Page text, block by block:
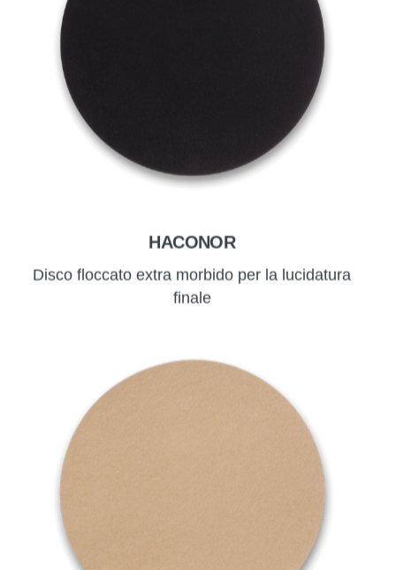
HACONOR
Disco floccato extra morbido per la lucidatura
finale